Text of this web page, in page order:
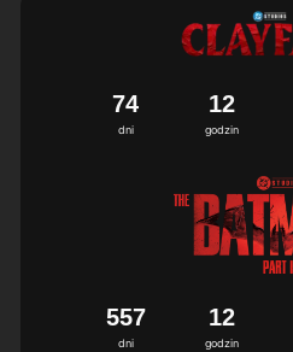
dni
74
godzin
12
dni
557
godzin
12